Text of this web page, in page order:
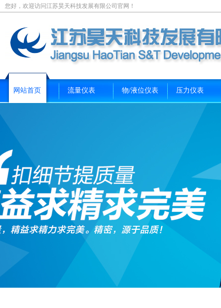
您好，欢迎访问江苏昊天科技发展有限公司官网！
网站首页 流量仪表 物/液位仪表 压力仪表